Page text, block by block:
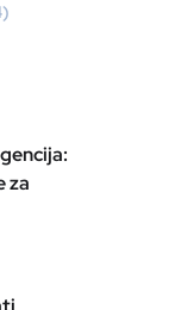
za